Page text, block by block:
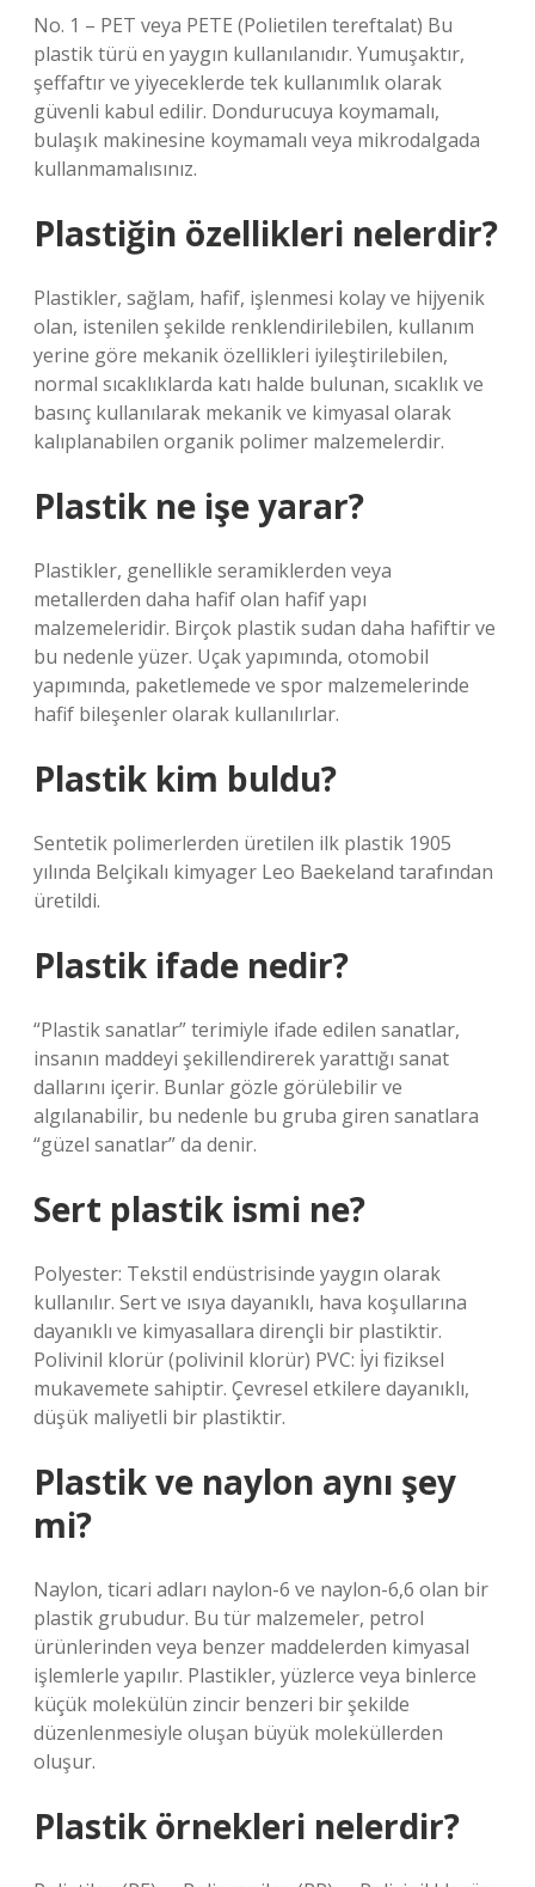
No. 1 – PET veya PETE (Polietilen tereftalat) Bu
plastik türü en yaygın kullanılanıdır. Yumuşaktır,
şeffaftır ve yiyeceklerde tek kullanımlık olarak
güvenli kabul edilir. Dondurucuya koymamalı,
bulaşık makinesine koymamalı veya mikrodalgada
kullanmamalısınız.
Plastiğin özellikleri nelerdir?
Plastikler, sağlam, hafif, işlenmesi kolay ve hijyenik
olan, istenilen şekilde renklendirilebilen, kullanım
yerine göre mekanik özellikleri iyileştirilebilen,
normal sıcaklıklarda katı halde bulunan, sıcaklık ve
basınç kullanılarak mekanik ve kimyasal olarak
kalıplanabilen organik polimer malzemelerdir.
Plastik ne işe yarar?
Plastikler, genellikle seramiklerden veya
metallerden daha hafif olan hafif yapı
malzemeleridir. Birçok plastik sudan daha hafiftir ve
bu nedenle yüzer. Uçak yapımında, otomobil
yapımında, paketlemede ve spor malzemelerinde
hafif bileşenler olarak kullanılırlar.
Plastik kim buldu?
Sentetik polimerlerden üretilen ilk plastik 1905
yılında Belçikalı kimyager Leo Baekeland tarafından
üretildi.
Plastik ifade nedir?
“Plastik sanatlar” terimiyle ifade edilen sanatlar,
insanın maddeyi şekillendirerek yarattığı sanat
dallarını içerir. Bunlar gözle görülebilir ve
algılanabilir, bu nedenle bu gruba giren sanatlara
“güzel sanatlar” da denir.
Sert plastik ismi ne?
Polyester: Tekstil endüstrisinde yaygın olarak
kullanılır. Sert ve ısıya dayanıklı, hava koşullarına
dayanıklı ve kimyasallara dirençli bir plastiktir.
Polivinil klorür (polivinil klorür) PVC: İyi fiziksel
mukavemete sahiptir. Çevresel etkilere dayanıklı,
düşük maliyetli bir plastiktir.
Plastik ve naylon aynı şey
mi?
Naylon, ticari adları naylon-6 ve naylon-6,6 olan bir
plastik grubudur. Bu tür malzemeler, petrol
ürünlerinden veya benzer maddelerden kimyasal
işlemlerle yapılır. Plastikler, yüzlerce veya binlerce
küçük molekülün zincir benzeri bir şekilde
düzenlenmesiyle oluşan büyük moleküllerden
oluşur.
Plastik örnekleri nelerdir?